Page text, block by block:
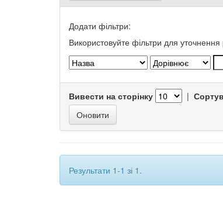
Додати фільтри:
Використовуйте фільтри для уточнення
Вивести на сторінку |
Результати 1-1 зі 1.